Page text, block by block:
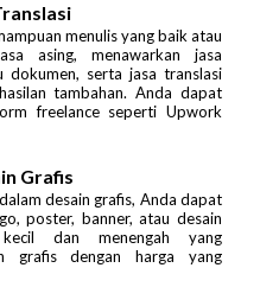
menulis yang baik atau
asing, menawarkan jasa
dokumen, serta jasa translasi
tambahan. Anda dapat
freelance seperti Upwork
Grafis
desain grafis, Anda dapat
poster, banner, atau desain
dan menengah yang
grafis dengan harga yang